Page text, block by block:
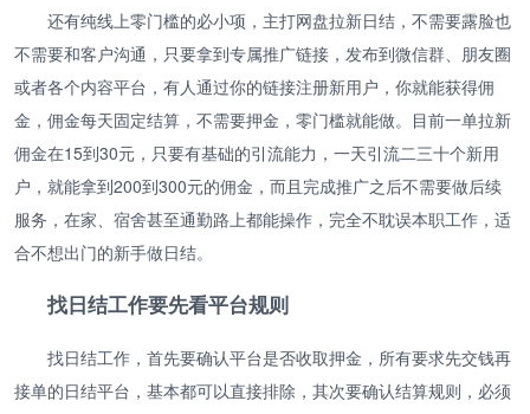
还有纯线上零门槛的必小项，主打网盘拉新日结，不需要露脸也
不需要和客户沟通，只要拿到专属推广链接，发布到微信群、朋友圈
或者各个内容平台，有人通过你的链接注册新用户，你就能获得佣
金，佣金每天固定结算，不需要押金，零门槛就能做。目前一单拉新
佣金在15到30元，只要有基础的引流能力，一天引流二三十个新用
户，就能拿到200到300元的佣金，而且完成推广之后不需要做后续
服务，在家、宿舍甚至通勤路上都能操作，完全不耽误本职工作，适
合不想出门的新手做日结。
找日结工作要先看平台规则
找日结工作，首先要确认平台是否收取押金，所有要求先交钱再
接单的日结平台，基本都可以直接排除，其次要确认结算规则，必须